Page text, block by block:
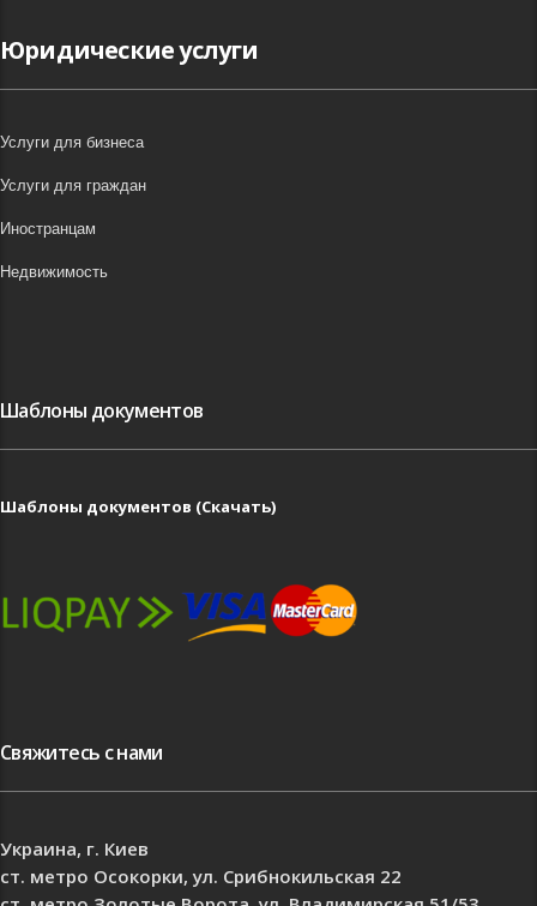
Юридические услуги
Услуги для бизнеса
Услуги для граждан
Иностранцам
Недвижимость
Шаблоны документов
Шаблоны документов (Скачать)
Свяжитесь с нами
Украина, г. Киев
ст. метро Осокорки, ул. Срибнокильская 22